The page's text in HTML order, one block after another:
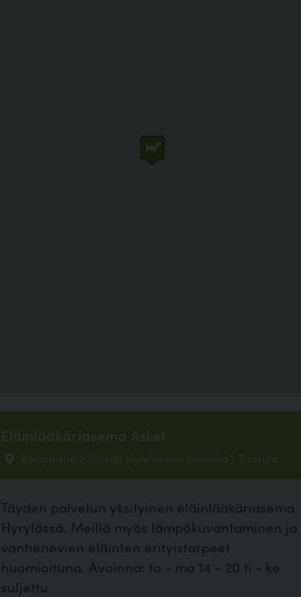
Eläinlääkäriasema Askel
Kauppatie 2 (käynti Hyryläntien puolelta), Tuusula
Täyden palvelun yksityinen eläinlääkäriasema
Hyrylässä. Meillä myös lämpökuvantaminen ja
vanhenevien eläinten erityistarpeet
huomioituna. Avoinna: to - ma 14 - 20 ti - ke
suljettu.